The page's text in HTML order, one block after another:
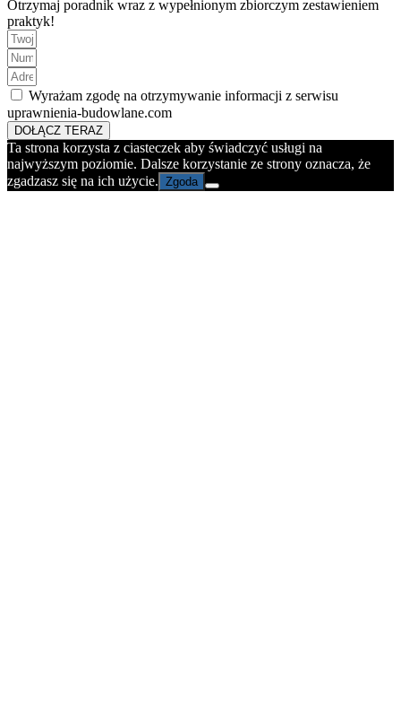
Otrzymaj poradnik wraz z wypełnionym zbiorczym zestawieniem
praktyk!
Wyrażam zgodę na otrzymywanie informacji z serwisu
uprawnienia-budowlane.com
DOŁĄCZ TERAZ
Ta strona korzysta z ciasteczek aby świadczyć usługi na
najwyższym poziomie. Dalsze korzystanie ze strony oznacza, że
zgadzasz się na ich użycie. Zgoda